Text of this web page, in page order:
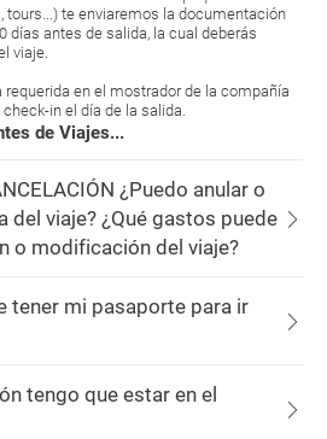
tours...) te enviaremos la documentación
días antes de salida, la cual deberás
viaje.
en el mostrador de la compañía
in el día de la salida.
de Viajes...
¿Puedo anular o
del viaje? ¿Qué gastos puede
o modificación del viaje?
tener mi pasaporte para ir
tengo que estar en el